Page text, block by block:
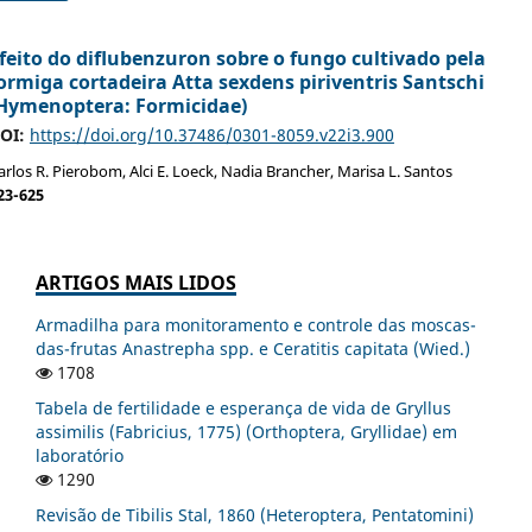
do diflubenzuron sobre o fungo cultivado pela
cortadeira Atta sexdens piriventris Santschi
Formicidae)
https://doi.org/10.37486/0301-8059.v22i3.900
R. Pierobom, Alci E. Loeck, Nadia Brancher, Marisa L. Santos
625
ARTIGOS MAIS LIDOS
Armadilha para monitoramento e controle das moscas-
das-frutas Anastrepha spp. e Ceratitis capitata (Wied.)
1708
Tabela de fertilidade e esperança de vida de Gryllus
assimilis (Fabricius, 1775) (Orthoptera, Gryllidae) em
laboratório
1290
Revisão de Tibilis Stal, 1860 (Heteroptera, Pentatomini)